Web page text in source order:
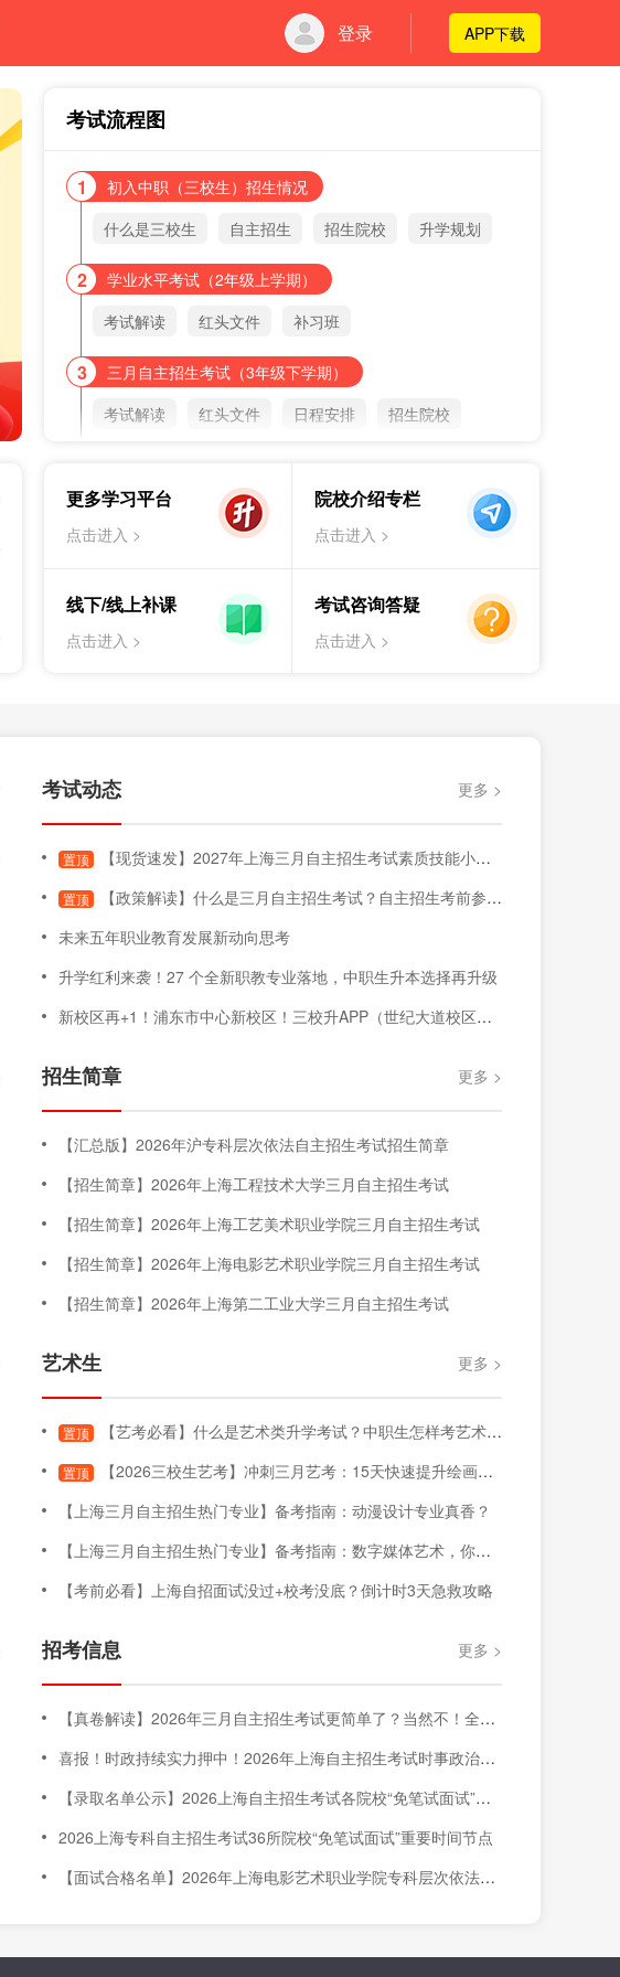
登录 APP下载
考试流程图
1
初入中职（三校生）招生情况
什么是三校生
自主招生 招生院校 升学规划
2
学业水平考试（2年级上学期）
考试解读
红头文件 补习班
3
三月自主招生考试（3年级下学期）
考试解读
红头文件 日程安排 招生院校
考试解读
红头文件 日程安排 招生院校
考试解读
日程安排 招生院校 补习班
更多学习平台
点击进入 >
院校介绍专栏
点击进入 >
线下/线上补课
点击进入 >
考试咨询答疑
点击进入 >
考试动态 更多 >
置顶 【现货速发】2027年上海三月自主招生考试素质技能小六门备考材料已上架~
置顶
【政策解读】什么是三月自主招生考试？自主招生考前参考内容！
未来五年职业教育发展新动向思考
升学红利来袭！27 个全新职教专业落地，中职生升本选择再升级
新校区再+1！浦东市中心新校区！三校升APP（世纪大道校区）针对三校生全年级阶段课程暑期正式开课！
招生简章 更多 >
【汇总版】2026年沪专科层次依法自主招生考试招生简章
【招生简章】2026年上海工程技术大学三月自主招生考试
【招生简章】2026年上海工艺美术职业学院三月自主招生考试
【招生简章】2026年上海电影艺术职业学院三月自主招生考试
【招生简章】2026年上海第二工业大学三月自主招生考试
艺术生 更多 >
置顶 【艺考必看】什么是艺术类升学考试？中职生怎样考艺术类大学？一篇讲透❗️
置顶
【2026三校生艺考】冲刺三月艺考：15天快速提升绘画能力
【上海三月自主招生热门专业】备考指南：动漫设计专业真香？
【上海三月自主招生热门专业】备考指南：数字媒体艺术，你准备好了吗？
【考前必看】上海自招面试没过+校考没底？倒计时3天急救攻略
招考信息 更多 >
【真卷解读】2026年三月自主招生考试更简单了？当然不！全网首发三校生素质技能真卷解读来啦！
喜报！时政持续实力押中！2026年上海自主招生考试时事政治押题结果来啦！
【录取名单公示】2026上海自主招生考试各院校“免笔试面试”录取结果查询汇总
2026上海专科自主招生考试36所院校“免笔试面试”重要时间节点
【面试合格名单】2026年上海电影艺术职业学院专科层次依法自主招生 “免笔试面试”合格名单公示